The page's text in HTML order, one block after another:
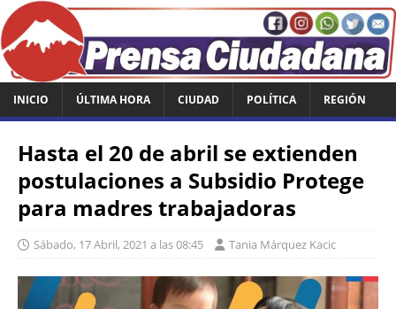
INICIO ÚLTIMA HORA CIUDAD POLÍTICA REGIÓN
Hasta el 20 de abril se extienden
postulaciones a Subsidio Protege
para madres trabajadoras
Sábado, 17 Abril, 2021 a las 08:45 Tania Márquez Kacic